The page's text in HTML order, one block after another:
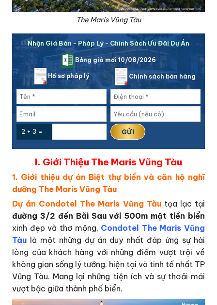
The Maris Vũng Tàu
Nhận Giá Bán - Pháp Lý - Chính Sách Ưu Đãi Dự Án
Bảng giá mới 10/08/2026
Hồ sơ pháp lý Chính sách bán hàng
2 + 3 =
I. Giới Thiệu The Maris Vũng Tàu
1. Giới thiệu dự án Biệt thự biển và căn hộ nghĩ
dưỡng The Maris Vũng Tàu
Dự án Condotel The Maris Vũng Tàu tọa lạc tại
đường 3/2 đến Bãi Sau với 500m mặt tiền biển
xinh đẹp và thơ mộng, Condotel The Maris Vũng
Tàu là một những dự án duy nhất đáp ứng sự hài
lòng của khách hàng với những điểm vượt trội về
không gian sống lý tưởng, hiện tại và tinh tế nhất TP
Vũng Tàu. Mang lại những tiện ích và sự thoải mái
vượt bậc giữa thành phố biển.